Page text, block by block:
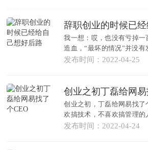
辞职创业的时候已
我一想：哎，也没有亏掉
造血，“最坏的情况”并没
大的赚...
发布时间：2022-04-25
创业之初丁磊给网
创业之初，丁磊给网易找了
欢搞技术，不喜欢搞管理的
听说美...
发布时间：2022-04-24